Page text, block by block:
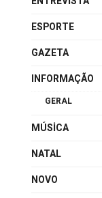
ESPORTE
GAZETA
INFORMAÇÃO
GERAL
MÚSICA
NATAL
NOVO